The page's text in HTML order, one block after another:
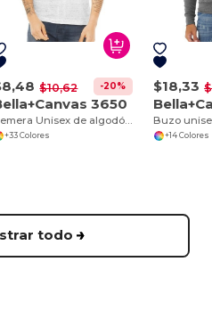
$10,62 -20%
3650
+33 Colores
$18,33
+14 Colores
todo